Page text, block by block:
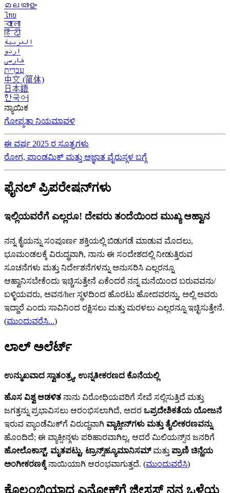
മലയാളം
ไทย
বাংলা
हिंदी
العربية
اردو
فارسی
עִברִית
中文 (简体)
日本語
한국어
ನ್ಯಾಯಿಕ
ಗೋಪ್ಯತಾ ನಿಯಮಾವಳಿ
ಈ ವರ್ಷ 2025 ರ ಸೂತ್ರಗಳು
ರೋಗ, ಪಾಂಡಮಿಕ್ ಮತ್ತು ಅಜ್ಞಾತ ವೈರುಸ್ಗಳ ಬಗ್ಗೆ
ಫೈನಲ್ ಪ್ರಿಪರೇಷನ್‌ಗಳು
ಇಲ್ಲಿಯವರೆಗೆ ಎಲ್ಲರೂ! ದೇವರು ತಂದೆಯಿಂದ ಮುಖ್ಯ ಆಹ್ವಾನ
ನನ್ನ ಕೈಯನ್ನು ಸಂಪೂರ್ಣ ಶಕ್ತಿಯಲ್ಲಿ ಬಿಡುಗಡೆ ಮಾಡುವ ಮೊದಲು,
ಭೂಮಂಡಲಕ್ಕೆ ವಿರುದ್ಧವಾಗಿ, ನಾನು ಈ ಸಂದೇಶದಲ್ಲಿ ನೀಡುತ್ತಿರುವ
ಸೂಚನೆಗಳು ಮತ್ತು ನಿರ್ದೇಶನೆಗಳನ್ನು ಅನುಸರಿಸಿ ಎಲ್ಲರನ್ನೂ
ಆಹ್ವಾನಿಸಬೇಕೆಂದು ಇಚ್ಚಿಸುತ್ತೇನೆ ಏಕೆಂದರೆ ನನ್ನ ಮನೆಯಿಂದ ಬರುವವನು/
ಬಳ್ಳಿಯವರು, ಅವನ/her ಸ್ಥಳದಿಂದ ಹೊರಟು ಹೋದವರನ್ನು, ಅಲ್ಲಿ ಅವರು
ಇದ್ದಾರೆ ಎಂದು ಸಾವಿನಿಂದ ರಕ್ಷಿಸಲು ಮತ್ತು ಮರಳಲು ಎಲ್ಲರನ್ನೂ ಇಚ್ಛಿಸುತ್ತೇನೆ.
(ಮುಂದುವರೆಸಿ...)
ಲಾಲ್ ಅಲೆರ್ಟ್‌
ಉನ್ಮುಖವಾದ ಸ್ವಾತಂತ್ರ್ಯ, ಉನ್ನತೀಕರಣದ ಕೊನೆಯಲ್ಲಿ
ಹೊಸ ವಿಶ್ವ ಆಡಳಿತ ನಾನು ವಿರೋಧಿಯವರಿಗೆ ಸೇವೆ ಸಲ್ಲಿಸುತ್ತಿದೆ ಮತ್ತು
ಜಗತ್ತನ್ನು ಪ್ರಭಾವಿಸಲು ಆರಂಭಿಸಲಾಗಿದೆ, ಅದರ ಒಪ್ರದೇಶಿಕತೆಯ ಯೋಜನೆ
ಇರುವ ಪ್ಯಾಂಡೆಮಿಕ್‌ಗೆ ವಿರುದ್ಧವಾಗಿ ವ್ಯಾಕ್ಸೀನ್‌‌ಗಳು ಮತ್ತು ತೈಲೀಕರಣವನ್ನು
ಹೊಂದಿದೆ; ಈ ವ್ಯಾಕ್ಸೀನ್ಗಳು ಪರಿಹಾರವಾಗಿಲ್ಲ, ಆದರೆ ಮಿಲಿಯನ್ಸ್‌ನ ಜನರಿಗೆ
ಹೋಲೊಕಾಸ್ಟ್‌, ಮೃತಪಟ್ಟು, ಟ್ರಾನ್ಸ್‌‌ಹ್ಯೂಮಾನಿಸಮ್‌ಮತ್ತು ಪ್ರಾಣಿ ಚಿನ್ಹೆಯ
ಅಂಗೀಕರಣಕ್ಕೆ ನಾಯಿಯಾಗಿ ಆರಂಭವಾಗುತ್ತದೆ. (ಮುಂದುವರೆಸಿ)
ಕೊಲಂಬಿಯಾದ ಎನೋಕ್‍ಗೆ ಜೀಸಸ್ ನನ್ನ ಒಳ್ಳೆಯ